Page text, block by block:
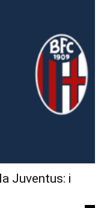
Juventus: i